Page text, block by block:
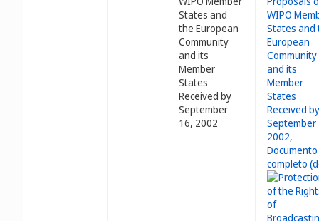
States and
the European
Community
and its
Member
States
Received by
September
16, 2002